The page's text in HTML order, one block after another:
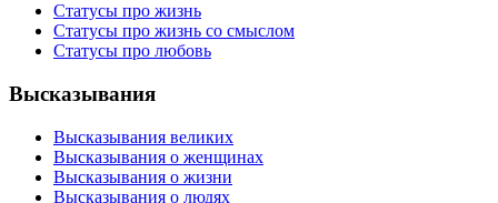
Статусы про жизнь
Статусы про жизнь со смыслом
Статусы про любовь
Высказывания
Высказывания великих
Высказывания о женщинах
Высказывания о жизни
Высказывания о людях